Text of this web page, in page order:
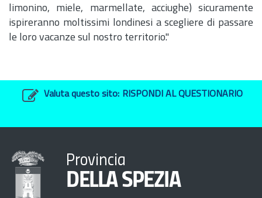
limonino, miele, marmellate, acciughe) sicuramente
ispireranno moltissimi londinesi a scegliere di passare
le loro vacanze sul nostro territorio."
Valuta questo sito: RISPONDI AL QUESTIONARIO
Provincia
DELLA SPEZIA